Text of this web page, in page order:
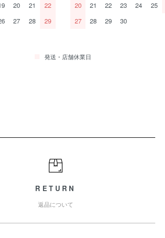
20 21
22
27 28
29
20
21 22 23 24 25
27
28 29 30
発送・店舗休業日
RETURN
返品について